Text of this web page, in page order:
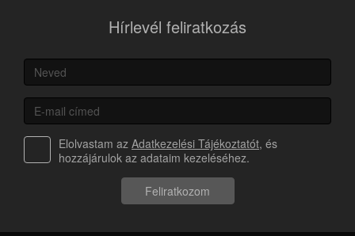
Hírlevél feliratkozás
Elolvastam az Adatkezelési Tájékoztatót, és
hozzájárulok az adataim kezeléséhez.
Feliratkozom